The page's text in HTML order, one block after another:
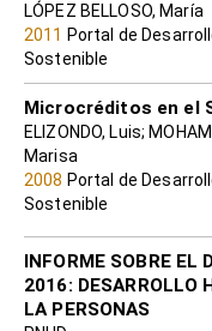
LÓPEZ BELLOSO, María
2011 Portal de
Sostenible
Microcréditos en el
ELIZONDO, Luis;
Marisa
2008 Portal de
Sostenible
INFORME SOBRE EL
2016: DESARROLLO
LA PERSONAS